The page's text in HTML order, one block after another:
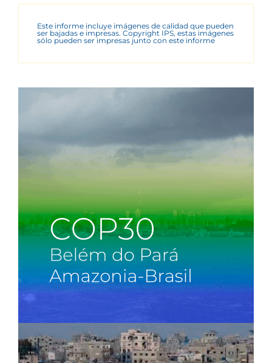
Este informe incluye imágenes de calidad que pueden
ser bajadas e impresas. Copyright IPS, estas imágenes
sólo pueden ser impresas junto con este informe